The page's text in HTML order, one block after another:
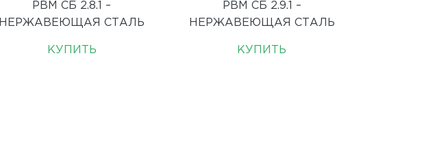
РВМ СБ 2.8.1 –
НЕРЖАВЕЮЩАЯ СТАЛЬ
КУПИТЬ
РВМ СБ 2.9.1 –
НЕРЖАВЕЮЩАЯ СТАЛЬ
КУПИТЬ